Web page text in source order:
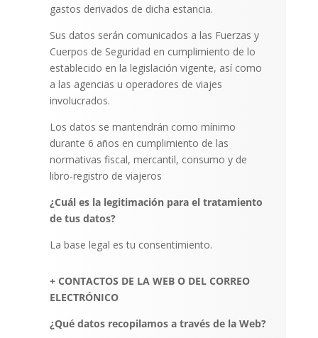
gastos derivados de dicha estancia.
Sus datos serán comunicados a las Fuerzas y
Cuerpos de Seguridad en cumplimiento de lo
establecido en la legislación vigente, así como
a las agencias u operadores de viajes
involucrados.
Los datos se mantendrán como mínimo
durante 6 años en cumplimiento de las
normativas fiscal, mercantil, consumo y de
libro-registro de viajeros
¿Cuál es la legitimación para el tratamiento
de tus datos?
La base legal es tu consentimiento.
+ CONTACTOS DE LA WEB O DEL CORREO
ELECTRÓNICO
¿Qué datos recopilamos a través de la Web?